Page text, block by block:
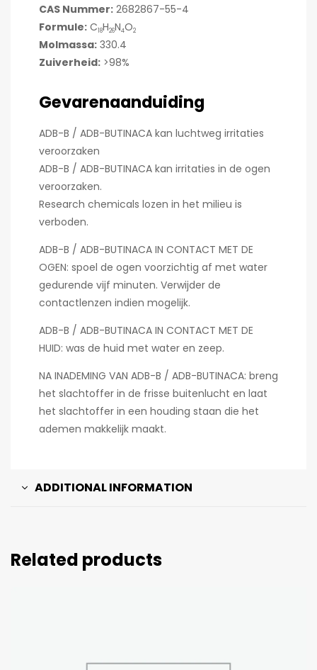
CAS Nummer: 2682867-55-4
Formule: C18H26N4O2
Molmassa: 330.4
Zuiverheid: >98%
Gevarenaanduiding
ADB-B / ADB-BUTINACA kan luchtweg irritaties
veroorzaken
ADB-B / ADB-BUTINACA kan irritaties in de ogen
veroorzaken.
Research chemicals lozen in het milieu is
verboden.
ADB-B / ADB-BUTINACA IN CONTACT MET DE
OGEN: spoel de ogen voorzichtig af met water
gedurende vijf minuten. Verwijder de
contactlenzen indien mogelijk.
ADB-B / ADB-BUTINACA IN CONTACT MET DE
HUID: was de huid met water en zeep.
NA INADEMING VAN ADB-B / ADB-BUTINACA: breng
het slachtoffer in de frisse buitenlucht en laat
het slachtoffer in een houding staan die het
ademen makkelijk maakt.
ADDITIONAL INFORMATION
Related products